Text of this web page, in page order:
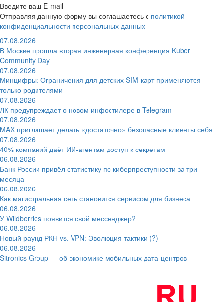
Введите ваш E-mail
Отправляя данную форму вы соглашаетесь с политикой
конфиденциальности персональных данных
07.08.2026
В Москве прошла вторая инженерная конференция Kuber
Community Day
07.08.2026
Минцифры: Ограничения для детских SIM-карт применяются
только родителями
07.08.2026
ЛК предупреждает о новом инфостилере в Telegram
07.08.2026
MAX приглашает делать «достаточно» безопасные клиенты себя
07.08.2026
40% компаний даёт ИИ‑агентам доступ к секретам
06.08.2026
Банк России привёл статистику по киберпреступности за три
месяца
06.08.2026
Как магистральная сеть становится сервисом для бизнеса
06.08.2026
У Wildberries появится свой мессенджер?
06.08.2026
Новый раунд РКН vs. VPN: Эволюция тактики (?)
06.08.2026
Sitronics Group — об экономике мобильных дата-центров